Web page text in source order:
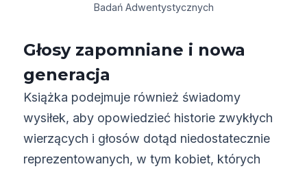
Badań Adwentystycznych
Głosy zapomniane i nowa
generacja
Książka podejmuje również świadomy
wysiłek, aby opowiedzieć historie zwykłych
wierzących i głosów dotąd niedostatecznie
reprezentowanych, w tym kobiet, których